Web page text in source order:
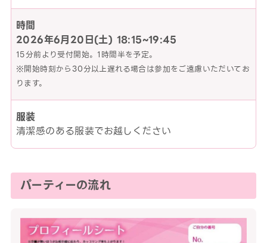
時間
2026年6月20日(土) 18:15~19:45
15分前より受付開始。1時間半を予定。
※開始時刻から30分以上遅れる場合は参加をご遠慮いただいてお
ります。
服装
清潔感のある服装でお越しください
パーティーの流れ